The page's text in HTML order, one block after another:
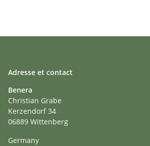
Adresse et contact
Benera
Christian Grabe
Kerzendorf 34
06889 Wittenberg
Germany